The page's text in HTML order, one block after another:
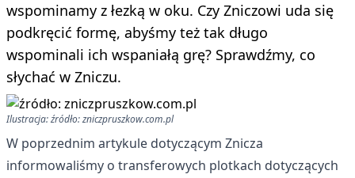
wspominamy z łezką w oku. Czy Zniczowi uda się
podkręcić formę, abyśmy też tak długo
wspominali ich wspaniałą grę? Sprawdźmy, co
słychać w Zniczu.
Ilustracja: źródło: zniczpruszkow.com.pl
W poprzednim artykule dotyczącym Znicza
informowaliśmy o transferowych plotkach dotyczących